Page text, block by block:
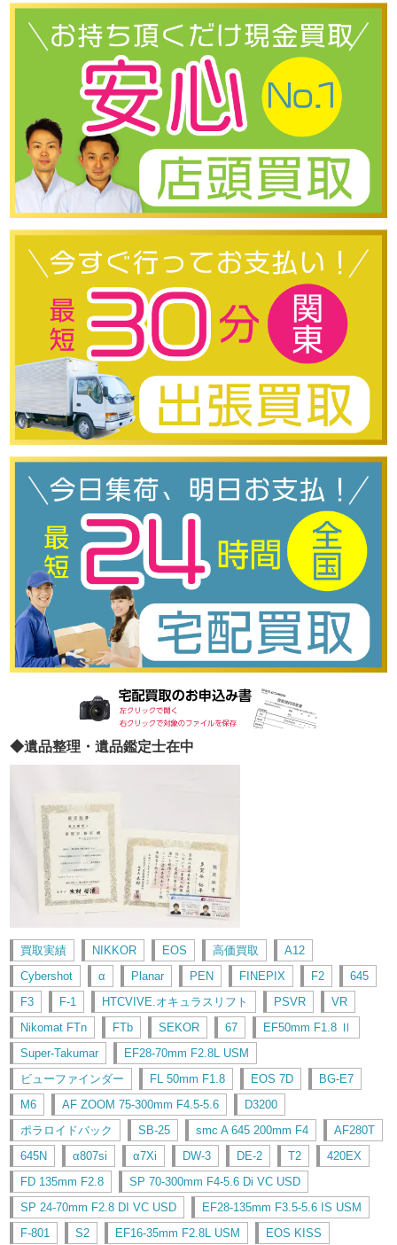
◆遺品整理・遺品鑑定士在中
買取実績 NIKKOR EOS 高価買取
A12
Cybershot
α Planar PEN FINEPIX F2
645
F3
F-1 HTCVIVE.オキュラスリフト PSVR
VR
Nikomat FTn
FTb SEKOR 67
EF50mm F1.8 Ⅱ
Super-Takumar
EF28-70mm F2.8L USM
ビューファインダー
FL 50mm F1.8 EOS 7D
BG-E7
M6
AF ZOOM 75-300mm F4.5-5.6
D3200
ポラロイドバック
SB-25 smc A 645 200mm F4
AF280T
645N
α807si α7Xi DW-3 DE-2 T2
420EX
FD 135mm F2.8
SP 70-300mm F4-5.6 Di VC USD
SP 24-70mm F2.8 DI VC USD
EF28-135mm F3.5-5.6 IS USM
F-801
S2 EF16-35mm F2.8L USM EOS KISS